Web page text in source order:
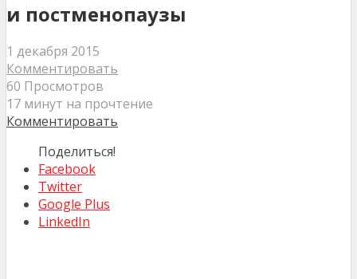
и постменопаузы
1 декабря 2015
Комментировать
60 Просмотров
17 минут на прочтение
Комментировать
Поделиться!
Facebook
Twitter
Google Plus
LinkedIn